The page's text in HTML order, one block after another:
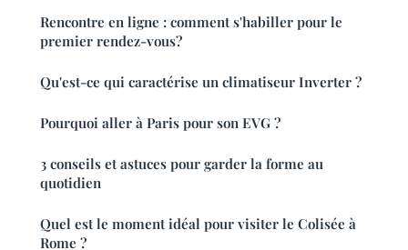
Rencontre en ligne : comment s'habiller pour le
premier rendez-vous?
Qu'est-ce qui caractérise un climatiseur Inverter ?
Pourquoi aller à Paris pour son EVG ?
3 conseils et astuces pour garder la forme au
quotidien
Quel est le moment idéal pour visiter le Colisée à
Rome ?